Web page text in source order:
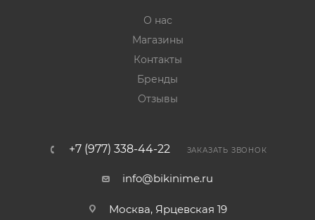
О нас
Магазины
Контакты
Бренды
Отзывы
+7 (977) 338-44-22 ЗАКАЗАТЬ ЗВОНОК
info@bikinime.ru
Москва, Ярцевская 19